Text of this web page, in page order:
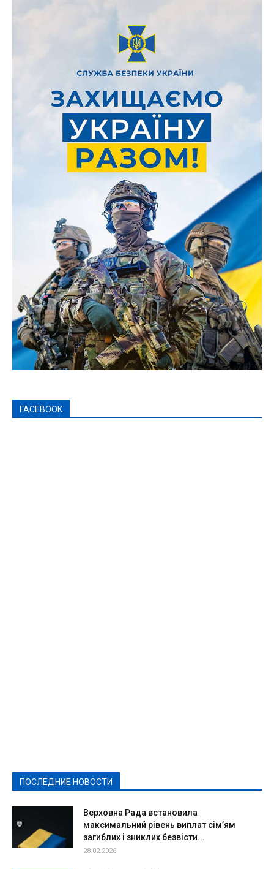
FACEBOOK
ПОСЛЕДНИЕ НОВОСТИ
Верховна Рада встановила
максимальний рівень виплат сім’ям
загиблих і зниклих безвісти...
28.02.2026